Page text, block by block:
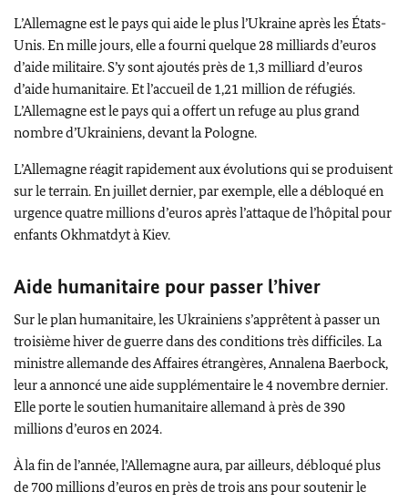
L’Allemagne est le pays qui aide le plus l’Ukraine après les États-
Unis. En mille jours, elle a fourni quelque 28 milliards d’euros
d’aide militaire. S’y sont ajoutés près de 1,3 milliard d’euros
d’aide humanitaire. Et l’accueil de 1,21 million de réfugiés.
L’Allemagne est le pays qui a offert un refuge au plus grand
nombre d’Ukrainiens, devant la Pologne.
L’Allemagne réagit rapidement aux évolutions qui se produisent
sur le terrain. En juillet dernier, par exemple, elle a débloqué en
urgence quatre millions d’euros après l’attaque de l’hôpital pour
enfantsOkhmatdytà Kiev.
Aide humanitaire pour passer l’hiver
Sur le plan humanitaire, les Ukrainiens s’apprêtent à passer un
troisième hiver de guerre dans des conditions très difficiles. La
ministre allemande des Affaires étrangères, Annalena Baerbock,
leur a annoncé une aide supplémentaire le 4 novembre dernier.
Elle porte le soutien humanitaire allemand à près de 390
millions d’euros en 2024.
À la fin de l’année, l’Allemagne aura, par ailleurs, débloqué plus
de 700 millions d’euros en près de trois ans pour soutenir le